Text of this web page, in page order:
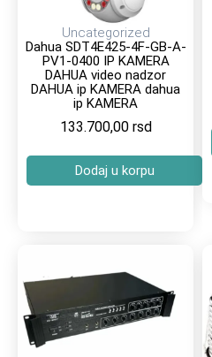
Uncategorized
Dahua SDT4E425-4F-GB-A-
PV1-0400 IP KAMERA
DAHUA video nadzor
DAHUA ip KAMERA dahua
ip KAMERA
133.700,00 rsd
Dodaj u korpu